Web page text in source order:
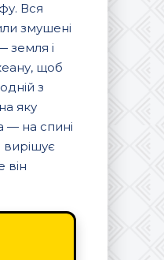
Вся
змушені
земля і
щоб
з
яку
— на спині
вирішує
він